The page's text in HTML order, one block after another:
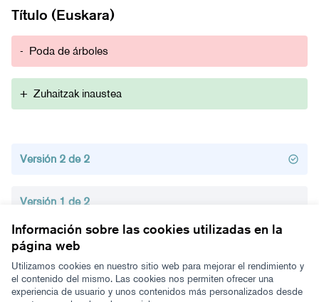
Información sobre las cookies utilizadas en la
página web
Utilizamos cookies en nuestro sitio web para mejorar el rendimiento y
el contenido del mismo. Las cookies nos permiten ofrecer una
experiencia de usuario y unos contenidos más personalizados desde
Título (Euskara)
- Poda de árboles
+ Zuhaitzak inaustea
Versión 2 de 2
Versión 1 de 2
Términos y condiciones de uso
Configuración de cookies
Zeugaz en X
Zeugaz en Facebook
Zeugaz en Instagram
Zeugaz en YouTube
Zeugaz en GitHub